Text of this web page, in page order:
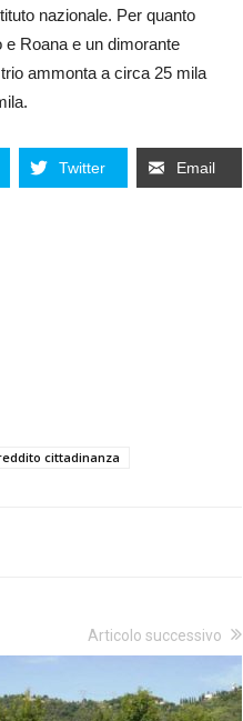
nazionale. Per quanto
Roana e un dimorante
ammonta a circa 25 mila
Twitter Email
cittadinanza
Articolo successivo